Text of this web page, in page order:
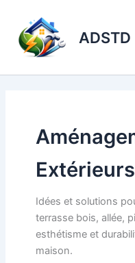
contenu
ADSTD
Extérieurs
Idées et solutions
terrasse bois, allée,
esthétisme et
maison.